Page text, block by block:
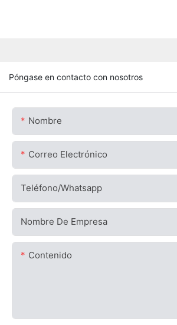
Póngase en contacto con nosotros
Nombre
Correo Electrónico
Teléfono/whatsapp
Nombre De Empresa
Contenido